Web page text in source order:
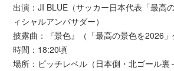
出演：JI BLUE（サッカー日本代表「最高
ィシャルアンバサダー）
披露曲：『景色』（「最高の景色を2026」
時間：18:20頃
場所：ピッチレベル（日本側・北ゴール裏